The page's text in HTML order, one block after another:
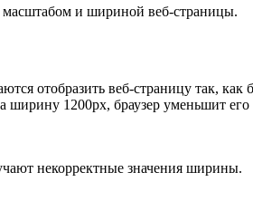
масштабом и шириной веб-страницы.
отобразить веб-страницу так, как
1200px, браузер уменьшит его
некорректные значения ширины.